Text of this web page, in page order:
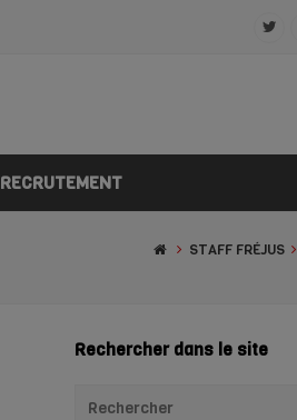
RECRUTEMENT
STAFF FRÉJUS
Rechercher dans le site